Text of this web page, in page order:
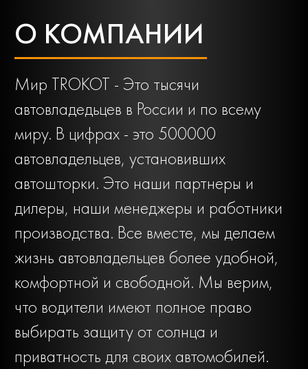
О КОМПАНИИ
Мир TROKOT - Это тысячи
автовладедьцев в России и по всему
миру. В цифрах - это 500000
автовладельцев, установивших
автошторки. Это наши партнеры и
дилеры, наши менеджеры и работники
производства. Все вместе, мы делаем
жизнь автовладельцев более удобной,
комфортной и свободной. Мы верим,
что водители имеют полное право
выбирать защиту от солнца и
приватность для своих автомобилей.